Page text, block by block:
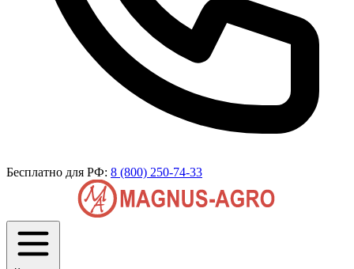
Бесплатно для РФ: 8 (800) 250-74-33